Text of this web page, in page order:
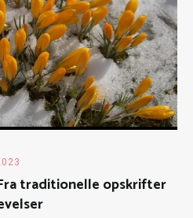
traditionelle opskrifter